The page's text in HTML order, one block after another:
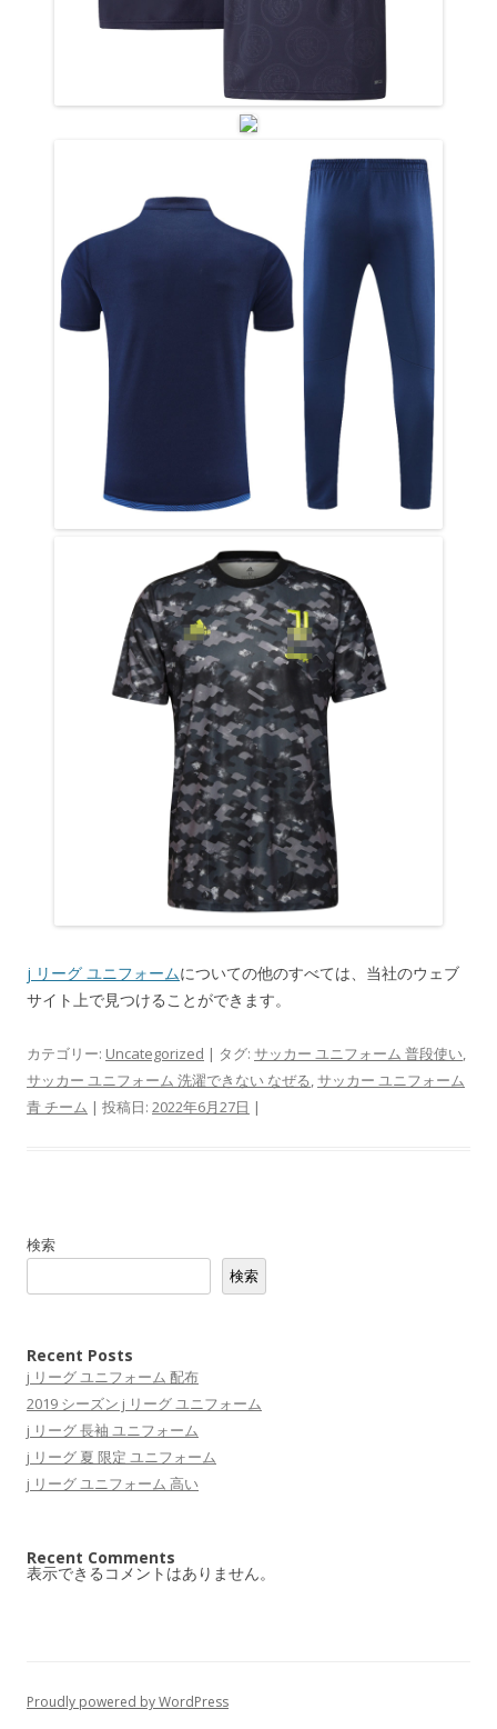
j リーグ ユニフォームについての他のすべては、当社のウェブ
サイト上で見つけることができます。
カテゴリー: Uncategorized | タグ: サッカー ユニフォーム 普段使い,
サッカー ユニフォーム 洗濯できない なぜる,サッカー ユニフォーム
青 チーム | 投稿日: 2022年6月27日 |
検索
検索
Recent Posts
j リーグ ユニフォーム 配布
2019 シーズン j リーグ ユニフォーム
j リーグ 長袖 ユニフォーム
j リーグ 夏 限定 ユニフォーム
j リーグ ユニフォーム 高い
Recent Comments
表示できるコメントはありません。
Proudly powered by WordPress